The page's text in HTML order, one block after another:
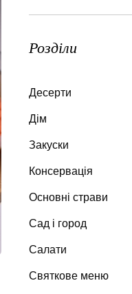
Розділи
Десерти
Дім
Закуски
Консервація
Основні страви
Сад і город
Салати
Святкове меню